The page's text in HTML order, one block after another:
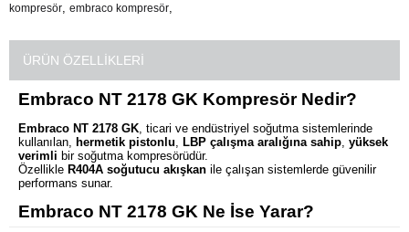
kompresör, embraco kompresör,
ÜRÜN ÖZELLIKLERI
Embraco NT 2178 GK Kompresör Nedir?
Embraco NT 2178 GK , ticari ve endüstriyel soğutma sistemlerinde
kullanılan,
hermetik pistonlu LBP çalışma aralığına sahip yüksek
verimli bir soğutma kompresörüdür.
Özellikle R404A soğutucu akışkan ile çalışan sistemlerde güvenilir
performans sunar.
Embraco NT 2178 GK Ne İşe Yarar?